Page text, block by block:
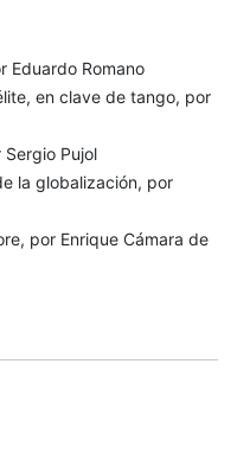
Eduardo Romano
en clave de tango, por
Pujol
la globalización, por
por Enrique Cámara de